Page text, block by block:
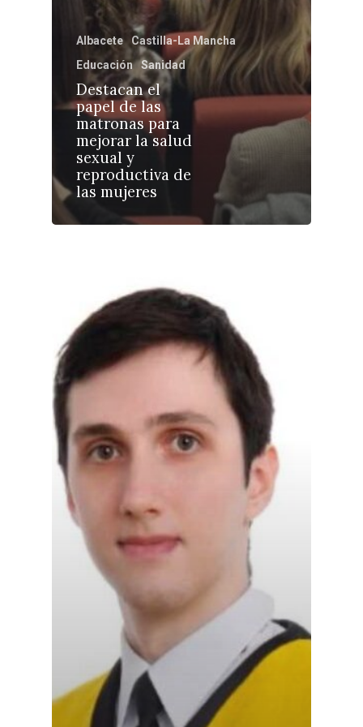
Albacete
Castilla-La Mancha
Educación
Sanidad
Destacan el
papel de las
matronas para
mejorar la salud
sexual y
reproductiva de
las mujeres
Cuenca
Guadalajara
Talavera
Cultura
Deportes
Sucesos
Medio Ambiente
Planeta Rural
Especiales
Política